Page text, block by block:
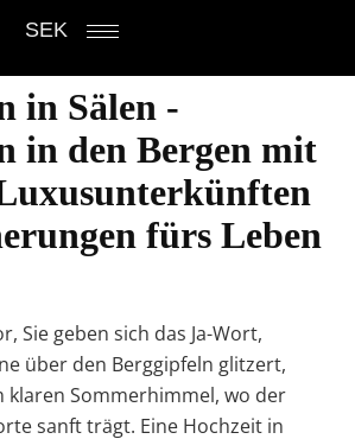
SEK
in Sälen -
in den Bergen mit
fürs Leben
Sie geben sich das Ja-Wort,
über den Berggipfeln glitzert,
klaren Sommerhimmel, wo der
sanft trägt. Eine Hochzeit in